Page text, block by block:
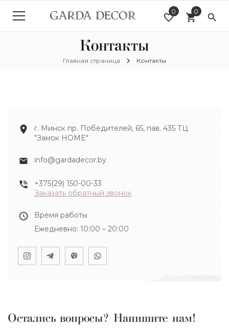
favorite_border
0 0
shopping_cart search
Контакты
Главная страница chevron_right Контакты
location_on
г. Минск пр. Победителей, 65, пав. 435 ТЦ
"Замок HOME"
email info@gardadecor.by
phone_in_talk
+375(29) 150-00-33
Заказать обратный звонок
schedule
Время работы
Ежедневно: 10:00 – 20:00
Остались вопросы? Напишите нам!